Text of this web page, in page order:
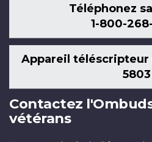
Téléphonez
1-800-
Appareil téléscripteur
5803
Contactez
vétérans